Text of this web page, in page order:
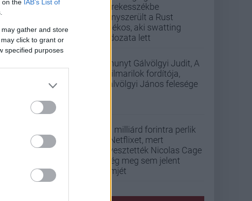
on the IAB’s List of
gather and store
click to grant or
specified purposes
kerekesszékbe
kényszerült a Rust
játékos, aki swatting
áldozata lett
Elhunyt Gálvölgyi Judit, A
szilmarilok fordítója,
Gálvölgyi János felesége
33 milliárd forintra perlik
a Netflixet, mert
elvesztették Nicolas Cage
még meg sem jelent
filmjét